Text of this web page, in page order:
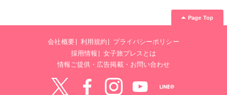
Page Top
会社概要 利用規約
プライバシーポリシー
採用情報
女子旅プレスとは
情報ご提供・広告掲載・お問い合わせ